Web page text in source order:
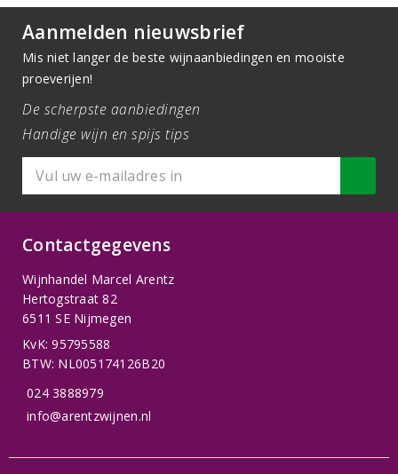
Aanmelden nieuwsbrief
Mis niet langer de beste wijnaanbiedingen en mooiste
proeverijen!
De scherpste aanbiedingen
Handige wijn en spijs tips
Contactgegevens
Wijnhandel Marcel Arentz
Hertogstraat 82
6511 SE Nijmegen
KvK: 95795588
BTW: NL005174126B20
024 3888979
info@arentzwijnen.nl